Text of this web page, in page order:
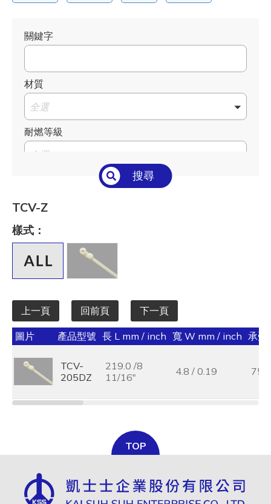
關鍵字
材質
全選
耐燃等級
全選
全選
長 L mm / inch
寬 W mm / inch
全選
承受力 lbs/kgf/N
全選
最大束線徑 (mm)
全選
搜尋
TCV-Z
樣式：
上一頁 回前頁 下一頁
圖片 產品型號 長 L mm / inch 寬 W mm / inch 承受
TCV-
205DZ
219.0 /8
11/16"
4.8 / 0.19 75
TOP